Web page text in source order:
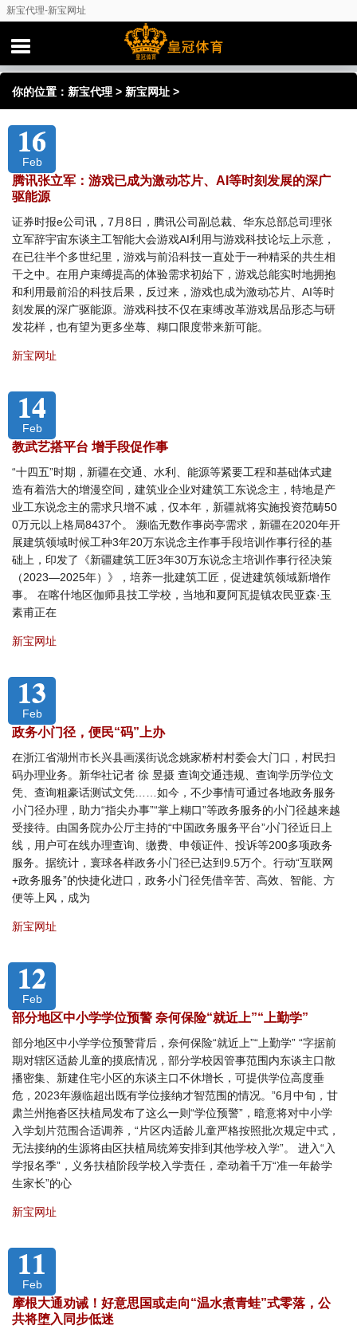
新宝代理-新宝网址
你的位置： 新宝代理 > 新宝网址 >
16
Feb
腾讯张立军：游戏已成为激动芯片、AI等时刻发展的深广
驱能源
证券时报e公司讯，7月8日，腾讯公司副总裁、华东总部总司理张
立军辞宇宙东谈主工智能大会游戏AI利用与游戏科技论坛上示意，
在已往半个多世纪里，游戏与前沿科技一直处于一种精采的共生相
干之中。在用户束缚提高的体验需求初始下，游戏总能实时地拥抱
和利用最前沿的科技后果，反过来，游戏也成为激动芯片、AI等时
刻发展的深广驱能源。游戏科技不仅在束缚改革游戏居品形态与研
发花样，也有望为更多坐蓐、糊口限度带来新可能。
新宝网址
14
Feb
教武艺搭平台 增手段促作事
“十四五”时期，新疆在交通、水利、能源等紧要工程和基础体式建
造有着浩大的增漫空间，建筑业企业对建筑工东说念主，特地是产
业工东说念主的需求只增不减，仅本年，新疆就将实施投资范畴50
0万元以上格局8437个。 濒临无数作事岗亭需求，新疆在2020年开
展建筑领域时候工种3年20万东说念主作事手段培训作事行径的基
础上，印发了《新疆建筑工匠3年30万东说念主培训作事行径决策
（2023—2025年）》，培养一批建筑工匠，促进建筑领域新增作
事。 在喀什地区伽师县技工学校，当地和夏阿瓦提镇农民亚森·玉
素甫正在
新宝网址
13
Feb
政务小门径，便民“码”上办
在浙江省湖州市长兴县画溪街说念姚家桥村村委会大门口，村民扫
码办理业务。新华社记者 徐 昱摄 查询交通违规、查询学历学位文
凭、查询粗豪话测试文凭……如今，不少事情可通过各地政务服务
小门径办理，助力“指尖办事”“掌上糊口”等政务服务的小门径越来越
受接待。由国务院办公厅主持的“中国政务服务平台”小门径近日上
线，用户可在线办理查询、缴费、申领证件、投诉等200多项政务
服务。据统计，寰球各样政务小门径已达到9.5万个。行动“互联网
+政务服务”的快捷化进口，政务小门径凭借辛苦、高效、智能、方
便等上风，成为
新宝网址
12
Feb
部分地区中小学学位预警 奈何保险“就近上”“上勤学”
部分地区中小学学位预警背后，奈何保险“就近上”“上勤学” “字据前
期对辖区适龄儿童的摸底情况，部分学校因管事范围内东谈主口散
播密集、新建住宅小区的东谈主口不休增长，可提供学位高度垂
危，2023年濒临超出既有学位接纳才智范围的情况。”6月中旬，甘
肃兰州拖沓区扶植局发布了这么一则“学位预警”，暗意将对中小学
入学划片范围合适调养，“片区内适龄儿童严格按照批次规定中式，
无法接纳的生源将由区扶植局统筹安排到其他学校入学”。 进入“入
学报名季”，义务扶植阶段学校入学责任，牵动着千万“准一年龄学
生家长”的心
新宝网址
11
Feb
摩根大通劝诫！好意思国或走向“温水煮青蛙”式零落，公
共将堕入同步低迷